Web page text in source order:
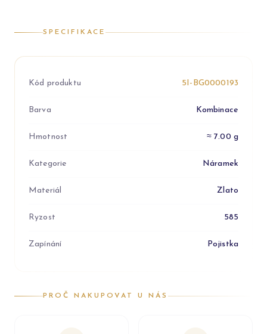
SPECIFIKACE
Kód produktu 5I-BG0000193
Barva Kombinace
Hmotnost ≈ 7.00 g
Kategorie Náramek
Materiál Zlato
Ryzost 585
Zapínání Pojistka
PROČ NAKUPOVAT U NÁS